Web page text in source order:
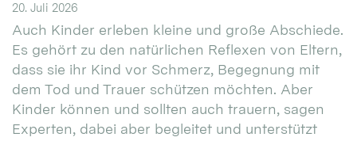
20. Juli 2026
Auch Kinder erleben kleine und große Abschiede.
Es gehört zu den natürlichen Reflexen von Eltern,
dass sie ihr Kind vor Schmerz, Begegnung mit
dem Tod und Trauer schützen möchten. Aber
Kinder können und sollten auch trauern, sagen
Experten, dabei aber begleitet und unterstützt